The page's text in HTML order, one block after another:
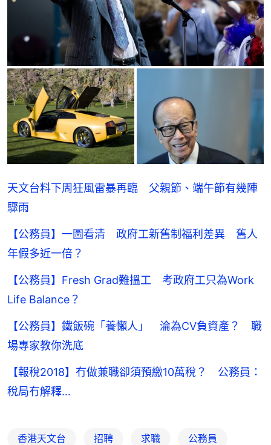
天文台料下周狂風雷暴再臨 父親節、端午節有幾陣
驟雨
【公務員】一圖看清 政府工新舊制福利差異 舊人
年假多近一倍？
【公務員】Fresh Grad難搵工 考政府工只為Work
Life Balance？
【公務員】鐵飯碗「養懶人」 淪為CV負資產？ 職
場專家教你洗底
【報稅2018】冇做兼職卻須預繳10萬稅？ 公務員：
稅局冇解釋…
香港天文台 招聘 求職 公務員